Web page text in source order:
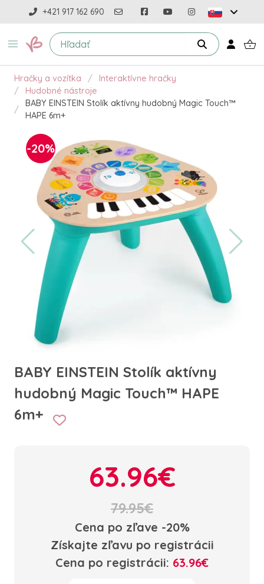
+421 917 162 690
Hračky a vozítka
Interaktívne hračky
Hudobné nástroje
BABY EINSTEIN Stolík aktívny hudobný Magic Touch™
HAPE 6m+
-20%
BABY EINSTEIN Stolík aktívny
hudobný Magic Touch™ HAPE
6m+
63.96€
79.95€
Cena po zľave -20%
Získajte zľavu po registrácii
Cena po registrácii: 63.96€